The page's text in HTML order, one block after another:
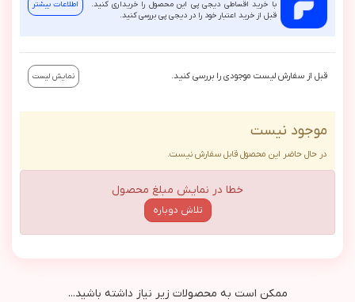
با خرید اقساطی دیجی پی این محصول را خریداری کنید.
قبل از خرید اعتبار خود را در دیجی پی بررسی کنید.
اطلاعات بیشتر
قبل از سفارش لیست موجودی را بررسی کنید. نمایش لیست
موجود نیست
در حال حاضر این محصول قابل سفارش نیست.
خطا در نمایش مبلغ محصول
تلاش دوباره
ممکن است به محصولات زیر نیاز داشته باشید...